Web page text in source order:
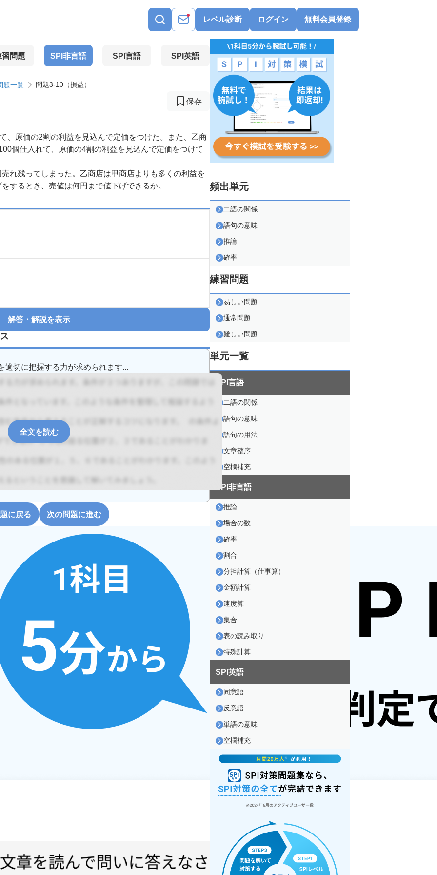
レベル診断 ログイン 無料会員登録
習問題 SPI非言語 SPI言語 SPI英語
題一覧 問題3-10（損益）
保存
、原価の2割の利益を見込んで定価をつけた。また、乙商
個仕入れて、原価の4割の利益を見込んで定価をつけて
れ残ってしまった。乙商店は甲商店よりも多くの利益を
するとき、売値は何円まで値下げできるか。
解答・解説を表示
適切に把握する力が求められます...
全文を読む
に戻る 次の問題に進む
頻出単元
二語の関係
語句の意味
推論
確率
練習問題
易しい問題
通常問題
難しい問題
単元一覧
SPI言語
二語の関係
語句の意味
語句の用法
文章整序
空欄補充
SPI非言語
推論
場合の数
確率
割合
分担計算（仕事算）
金額計算
速度算
集合
表の読み取り
特殊計算
SPI英語
同意語
反意語
単語の意味
空欄補充